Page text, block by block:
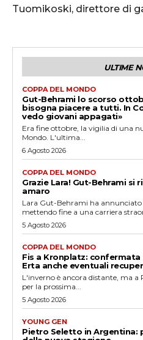
Tuomikoski, direttore di
ULTIME
COPPA DEL MONDO
Gut-Behrami lo scorso
bisogna piacere a tutti. In
vedo giovani appagati»
Era fine ottobre, la vigilia di una
Mondo. L'ultima...
6 Agosto 2026
COPPA DEL MONDO
Grazie Lara! Gut-Behrami si
amaro
Lara Gut-Behrami ha
mettendo fine a una carriera
5 Agosto 2026
COPPA DEL MONDO
Fis a Kronplatz: confermata
Erta anche eventuali
L'inverno è ancora distante, ma a
per la prossima...
5 Agosto 2026
YOUNG GEN
Pietro Seletto in Argentina: